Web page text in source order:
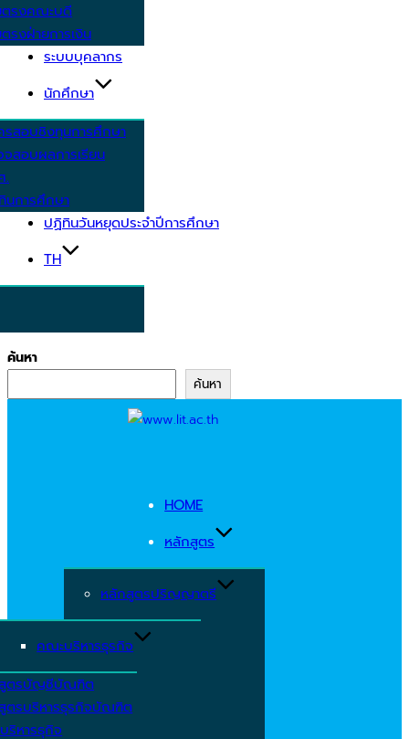
ตรงคณะบดี
รงฝ่ายการเงิน
ระบบบุคลากร
นักศึกษา
รสอบชิงทุนการศึกษา
สอบผลการเรียน
.
นการศึกษา
ปฏิทินวันหยุดประจำปีการศึกษา
TH
ค้นหา
ค้นหา
HOME
หลักสูตร
หลักสูตรปริญญาตรี
คณะบริหารธุรกิจ
ตรบัญชีบัณฑิต
ตรบริหารธุรกิจบัณฑิต
ริหารธุกิจ